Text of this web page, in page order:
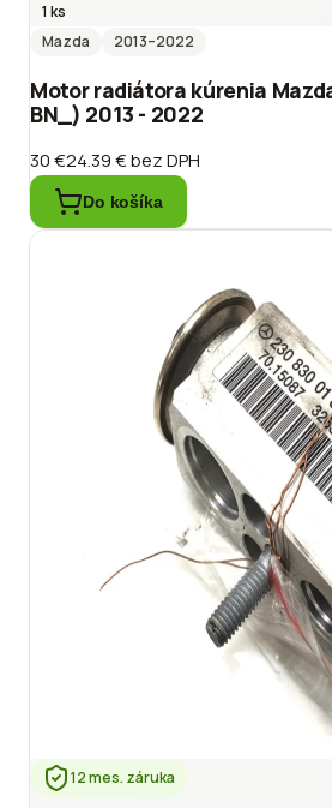
1 ks
Mazda
2013–2022
Motor radiátora kúrenia
BN_) 2013 - 2022
30 €24.39 €bez DPH
Do košíka
12 mes. záruka